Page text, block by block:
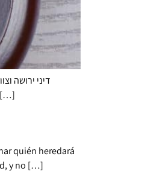
דיני ירושה
הישראלי. בעת פטירתו של אדם, מעבר לכאב האישי, עולות שאלות משפטיות רבות לגבי עתיד רכושו. האם קיימת צוואה? מי הם היורשים החוקיים? ומה קורה כאשר אין מסמך […]
quién heredará
y no […]